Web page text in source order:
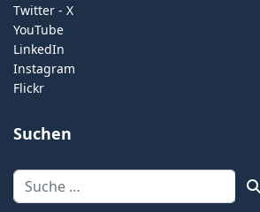
Twitter - X
YouTube
LinkedIn
Instagram
Flickr
Suchen
Suchen